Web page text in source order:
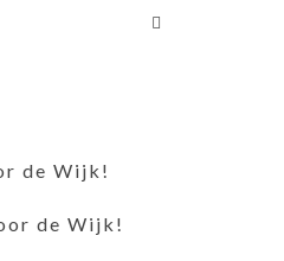
de Wijk!
de Wijk!